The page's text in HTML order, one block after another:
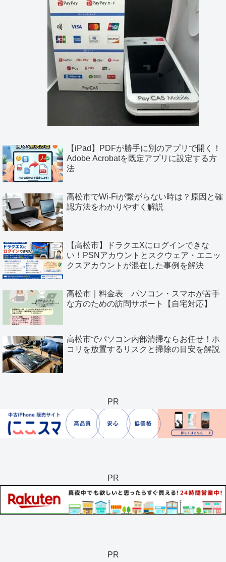
【iPad】PDFが勝手に別のアプリで開く！
Adobe Acrobatを既定アプリに設定する方
法
高松市でWi-Fiが繋がらない時は？原因と確
認方法をわかりやすく解説
【高松市】ドラクエXにログインできな
い！PSNアカウントとスクウェア・エニッ
クスアカウントが混在した事例を解決
高松市｜料金表 パソコン・スマホが苦手
な方のための訪問サポート【自宅対応】
高松市でパソコン内部清掃ならお任せ！ホ
コリを放置するリスクと掃除の目安を解説
PR
PR
PR